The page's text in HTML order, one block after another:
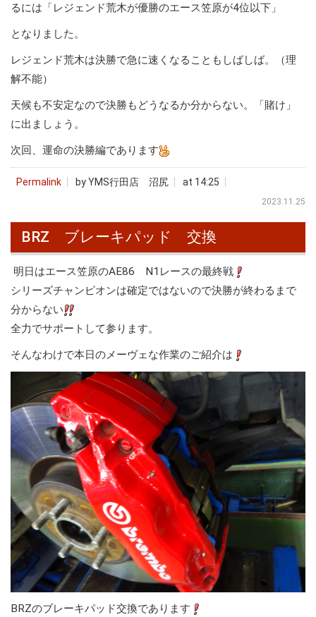
るには「レジェンド荒木が優勝のエース笠原が4位以下」
となりました。
レジェンド荒木は決勝で急に速くなることもしばしば。（理
解不能）
天候も不安定なので決勝もどうなるか分からない。「賭け」
に出ましょう。
次回、運命の決勝編であります
Permalink by YMS行田店 沼尻 at 14:25
2023.11.25
BRZ ブレーキパッド 交換
明日はエース笠原のAE86 N1レースの最終戦
シリーズチャンピオンは確定ではないので決勝が終わるまで
分からない
全力でサポートして参ります。
そんなわけで本日のメーヴェな作業のご紹介は
BRZのブレーキパッド交換であります